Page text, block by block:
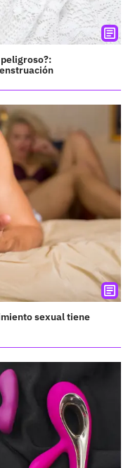
sexual tiene